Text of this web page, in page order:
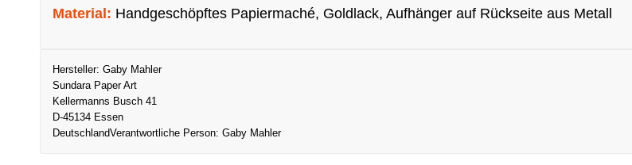
Material: Handgeschöpftes Papiermaché, Goldlack, Aufhänger auf Rückseite aus Metall
Hersteller: Gaby Mahler
Sundara Paper Art
Kellermanns Busch 41
D-45134 Essen
DeutschlandVerantwortliche Person: Gaby Mahler